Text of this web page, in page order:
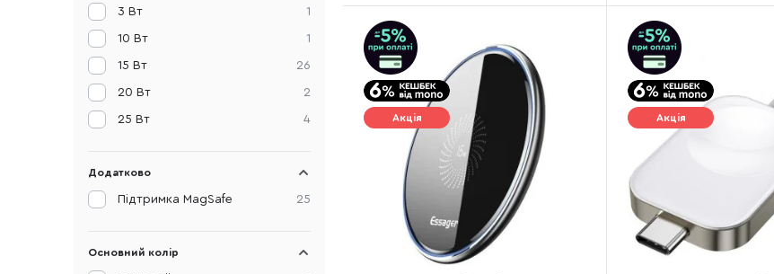
Акція Акція
1
3 Вт
1
10 Вт
26
15 Вт
2
20 Вт
4
25 Вт
Додатково
25
Підтримка MagSafe
Основний колір